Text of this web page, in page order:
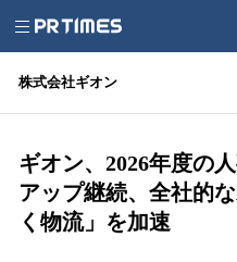
株式会社ギオン
ギオン、2026年度の
アップ継続、全社的
く物流」を加速